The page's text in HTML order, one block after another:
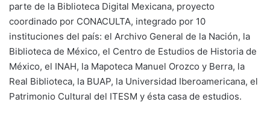
parte de la Biblioteca Digital Mexicana, proyecto
coordinado por CONACULTA, integrado por 10
instituciones del país: el Archivo General de la Nación, la
Biblioteca de México, el Centro de Estudios de Historia de
México, el INAH, la Mapoteca Manuel Orozco y Berra, la
Real Biblioteca, la BUAP, la Universidad Iberoamericana, el
Patrimonio Cultural del ITESM y ésta casa de estudios.